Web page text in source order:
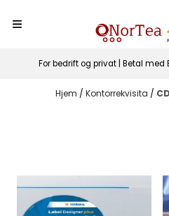
For bedrift og privat | Betal med
Hjem / Kontorrekvisita /